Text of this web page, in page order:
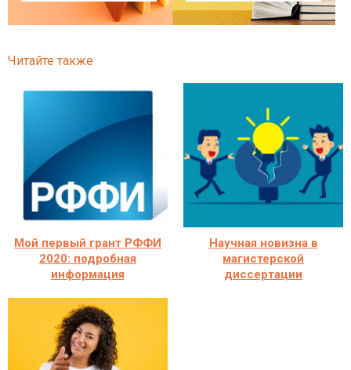
Читайте также
Мой первый грант РФФИ
2020: подробная
информация
Научная новизна в
магистерской
диссертации